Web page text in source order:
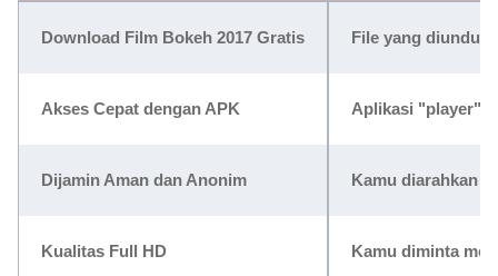
Download Film Bokeh 2017 Gratis File yang diunduh
Akses Cepat dengan APK Aplikasi "player"
Dijamin Aman dan Anonim Kamu diarahkan
Kualitas Full HD Kamu diminta